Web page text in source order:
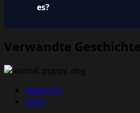
es?
Verwandte
Allgemein
Sport